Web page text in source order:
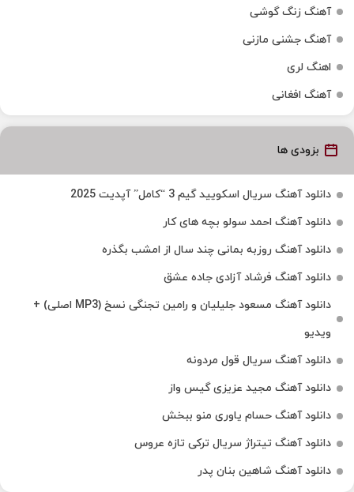
آهنگ زنگ گوشی
آهنگ جشنی مازنی
اهنگ لری
آهنگ افغانی
بزودی ها
دانلود آهنگ سریال اسکویید گیم 3 “کامل” آپدیت 2025
دانلود آهنگ احمد سولو بچه های کار
دانلود آهنگ روزبه بمانی چند سال از امشب بگذره
دانلود آهنگ فرشاد آزادی جاده عشق
دانلود آهنگ مسعود جلیلیان و رامین تجنگی نسخ (MP3 اصلی) +
ویدیو
دانلود آهنگ سریال قول مردونه
دانلود آهنگ مجید عزیزی گیس واز
دانلود آهنگ حسام یاوری منو ببخش
دانلود آهنگ تیتراژ سریال ترکی تازه عروس
دانلود آهنگ شاهین بنان پدر